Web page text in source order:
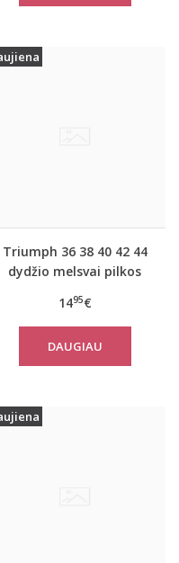
Triumph 36 38 40 42 44
dydžio melsvai pilkos
medvilninė miego
palaidinė Mix Match LSL
TOP Buttons
1495€
DAUGIAU